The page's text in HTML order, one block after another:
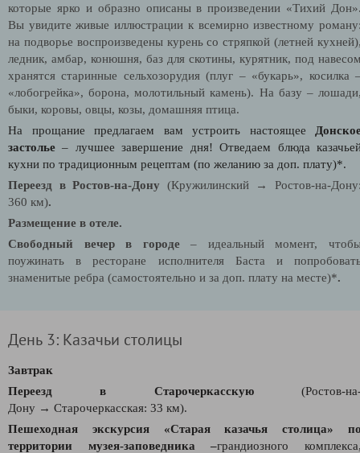
которые ярко и образно описаны в произведении «Тихий
Вы увидите живые иллюстрации к всемирно известному
на подворье воспроизведены курень со стряпкой (летней
ледник, амбар, конюшня, баз для скотины, курятник, под
хранятся старинные сельхозорудия (плуг – «букарь», косилка
«лобогрейка», борона, молотильный камень). На базу –
быки, коровы, овцы, козы, домашняя птица.
На прощание предлагаем вам устроить настоящее
застолье – лучшее завершение дня! Отведаем блюда
кухни по традиционным рецептам (по желанию за доп. плату)*.
Переезд в Ростов-на-Дону (Кружилинский → Ростов-на-
360 км).
Размещение в отеле.
Свободный вечер в городе– идеальный момент,
поужинать в ресторане исполнителя Баста и
знаменитые ребра (самостоятельно и за доп. плату на месте)*.
День 3: Казачьи столицы
Завтрак
Переезд в Старочеркасскую (Ростов-
Дону → Старочеркасская: 33 км).
Пешеходная экскурсия «Старая казачья столица»
территории музея-заповедника –грандиозного